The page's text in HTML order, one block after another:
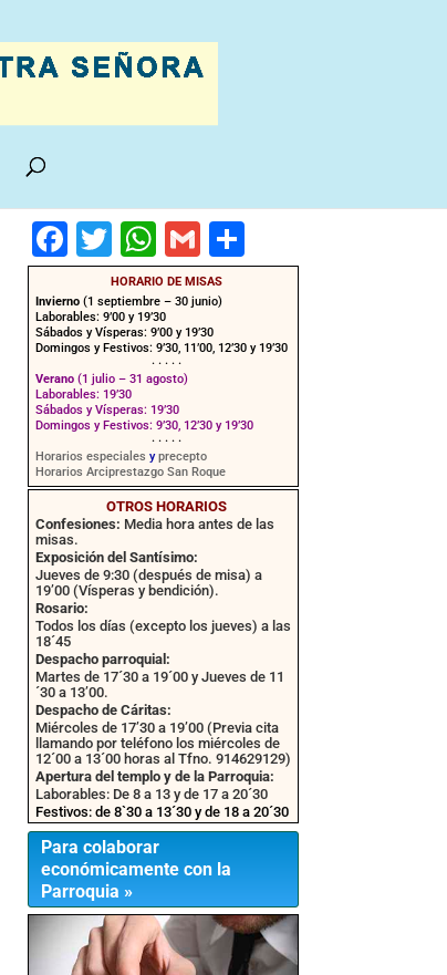
F
a
c
e
b
o
o
k
T
wi
tt
er
W
h
at
s
A
p
p
G
m
ai
l
o
p
tir
HORARIO DE MISAS
Invierno(1 septiembre – 30 junio)
Laborables: 9’00 y 19’30
Sábados y Vísperas: 9’00 y 19’30
Domingos y Festivos: 9’30, 11’00, 12’30 y 19’30
· · · · ·
Verano(1 julio – 31 agosto)
Laborables: 19’30
Sábados y Vísperas: 19’30
Domingos y Festivos: 9’30, 12’30 y 19’30
· · · · ·
Horarios especiales yprecepto
Horarios Arciprestazgo San Roque
OTROS HORARIOS
Confesiones: Media hora antes de las
misas.
Exposición del Santísimo:
Jueves de 9:30 (después de misa) a
19’00 (Vísperas y bendición).
Rosario:
Todos los días (excepto los jueves) a las
18´45
Despacho parroquial:
Martes de 17´30 a 19´00 y Jueves de 11
´30 a 13’00.
Despacho de Cáritas:
Miércoles de 17’30 a 19’00 (Previa cita
llamando por teléfono los miércoles de
12´00 a 13´00 horas al Tfno. 914629129)
Apertura del templo y de la Parroquia:
Laborables: De 8 a 13 y de 17 a 20´30
Festivos: de 8`30 a 13´30 y de 18 a 20´30
Para colaborar
económicamente con la
Parroquia »